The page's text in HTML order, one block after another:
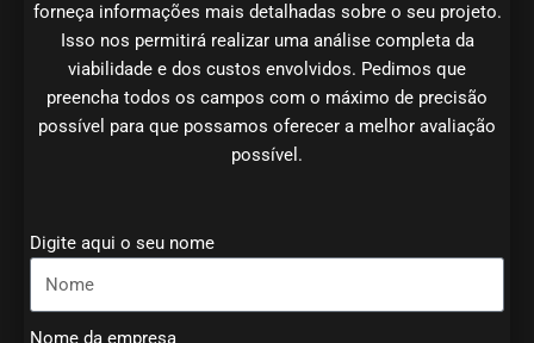
forneça informações mais detalhadas sobre o seu projeto.
Isso nos permitirá realizar uma análise completa da
viabilidade e dos custos envolvidos. Pedimos que
preencha todos os campos com o máximo de precisão
possível para que possamos oferecer a melhor avaliação
possível.
Digite aqui o seu nome
Nome da empresa